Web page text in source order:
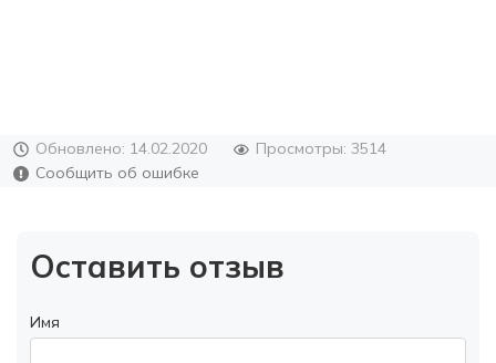
Обновлено: 14.02.2020
Просмотры: 3514
Сообщить об ошибке
Оставить отзыв
Имя